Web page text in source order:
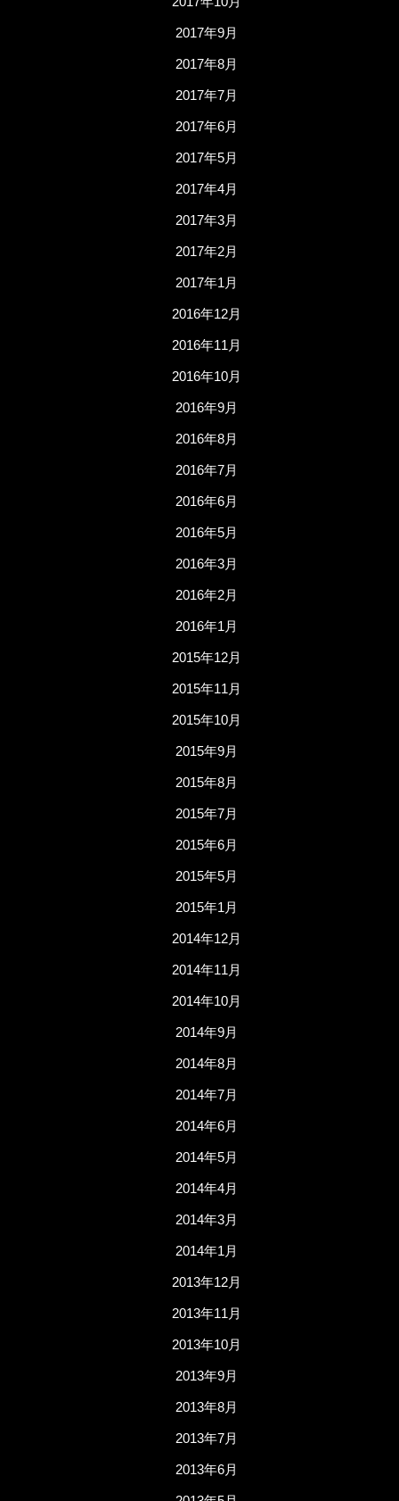
2017年9月
2017年8月
2017年7月
2017年6月
2017年5月
2017年4月
2017年3月
2017年2月
2017年1月
2016年12月
2016年11月
2016年10月
2016年9月
2016年8月
2016年7月
2016年6月
2016年5月
2016年3月
2016年2月
2016年1月
2015年12月
2015年11月
2015年10月
2015年9月
2015年8月
2015年7月
2015年6月
2015年5月
2015年1月
2014年12月
2014年11月
2014年10月
2014年9月
2014年8月
2014年7月
2014年6月
2014年5月
2014年4月
2014年3月
2014年1月
2013年12月
2013年11月
2013年10月
2013年9月
2013年8月
2013年7月
2013年6月